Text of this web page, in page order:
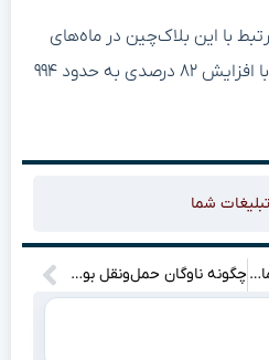
با این بلاک‌چین در ماه‌های
گذشته رشد خوبی داشته و با افزایش ۸۲ درصدی به حدود ۹۹۴
شما
راز شستشوی قلب تپنده ماشینت: جادویی که مکانیک‌ها پنهان می‌کنند! چگونه ناوگان حمل‌ونقل بوشهر سفر زائران اربعین را به تجربه‌ای بی‌نظیر تبدیل می‌کند؟